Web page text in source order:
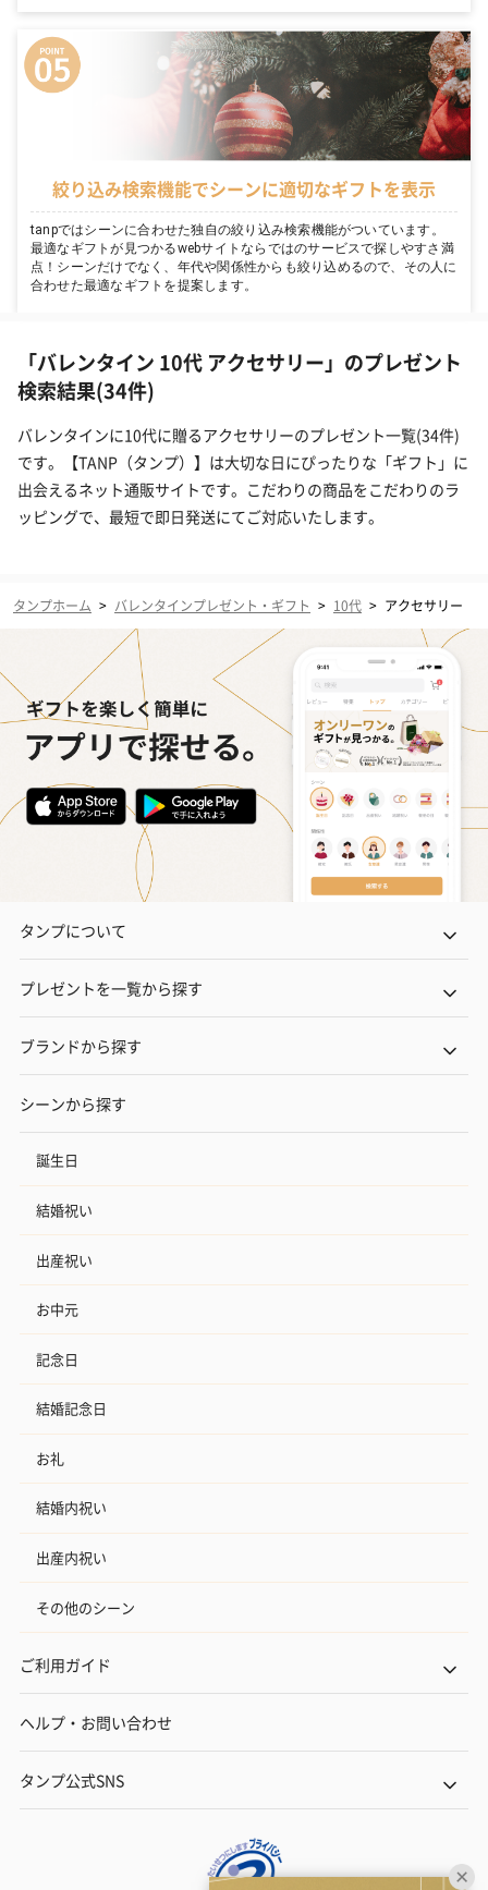
絞り込み検索機能でシーンに適切なギフトを表示
tanpではシーンに合わせた独自の絞り込み検索機能がついています。
最適なギフトが見つかるwebサイトならではのサービスで探しやすさ満
点！シーンだけでなく、年代や関係性からも絞り込めるので、その人に
合わせた最適なギフトを提案します。
「バレンタイン 10代 アクセサリー」のプレゼント
検索結果(34件)
バレンタインに10代に贈るアクセサリーのプレゼント一覧(34件)
です。【TANP（タンプ）】は大切な日にぴったりな「ギフト」に
出会えるネット通販サイトです。こだわりの商品をこだわりのラ
ッピングで、最短で即日発送にてご対応いたします。
タンプホーム > バレンタインプレゼント・ギフト > 10代 > アクセサリー
タンプについて
プレゼントを一覧から探す
ブランドから探す
シーンから探す
誕生日
結婚祝い
出産祝い
お中元
記念日
結婚記念日
お礼
結婚内祝い
出産内祝い
その他のシーン
ご利用ガイド
ヘルプ・お問い合わせ
タンプ公式SNS